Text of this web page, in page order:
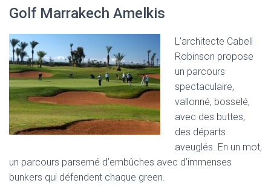
Golf Marrakech Amelkis
L’architecte Cabell
Robinson propose
un parcours
spectaculaire,
vallonné, bosselé,
avec des buttes,
des départs
aveuglés. En un mot,
un parcours parsemé d’embûches avec d’immenses
bunkers qui défendent chaque green.